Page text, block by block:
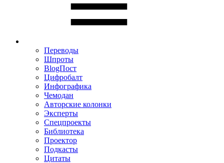
Переводы
Шпроты
BlogПост
Цифробалт
Инфографика
Чемодан
Авторские колонки
Эксперты
Спецпроекты
Библиотека
Проектор
Подкасты
Цитаты